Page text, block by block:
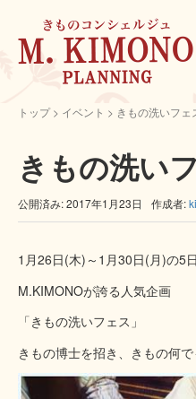
トップ> イベント > きもの洗いフェ
きもの洗い
公開済み: 2017年1月23日 作成者:
1月26日(木)～1月30日(月)の5
M.KIMONOが誇る人気企画
「きもの洗いフェス」
きもの博士を招き、きもの何で